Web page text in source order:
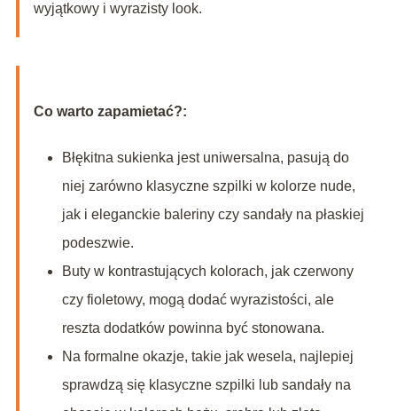
wyjątkowy i wyrazisty look.
Co warto zapamietać?:
Błękitna sukienka jest uniwersalna, pasują do
niej zarówno klasyczne szpilki w kolorze nude,
jak i eleganckie baleriny czy sandały na płaskiej
podeszwie.
Buty w kontrastujących kolorach, jak czerwony
czy fioletowy, mogą dodać wyrazistości, ale
reszta dodatków powinna być stonowana.
Na formalne okazje, takie jak wesela, najlepiej
sprawdzą się klasyczne szpilki lub sandały na